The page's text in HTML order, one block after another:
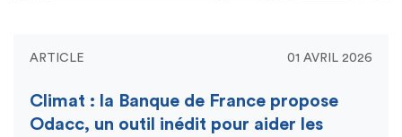
ARTICLE 01 AVRIL 2026
Climat : la Banque de France propose
Odacc, un outil inédit pour aider les